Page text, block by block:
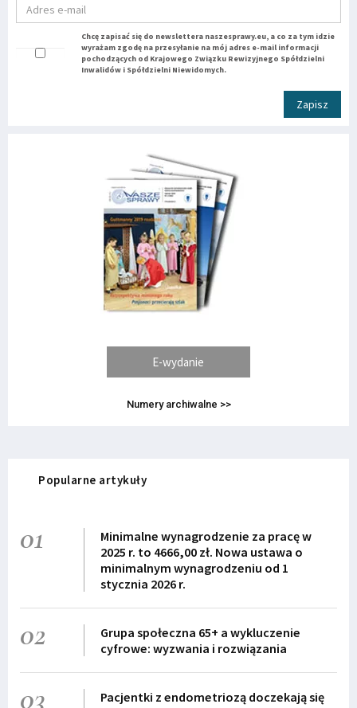
Chcę zapisać się do newslettera naszesprawy.eu, a co za tym idzie
wyrażam zgodę na przesyłanie na mój adres e-mail informacji
pochodzących od Krajowego Związku Rewizyjnego Spółdzielni
Inwalidów i Spółdzielni Niewidomych.
Zapisz
E-wydanie
Numery archiwalne >>
Popularne artykuły
01
Minimalne wynagrodzenie za pracę w
2025 r. to 4666,00 zł. Nowa ustawa o
minimalnym wynagrodzeniu od 1
stycznia 2026 r.
02
Grupa społeczna 65+ a wykluczenie
cyfrowe: wyzwania i rozwiązania
03
Pacjentki z endometriozą doczekają się